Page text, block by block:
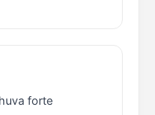
forte